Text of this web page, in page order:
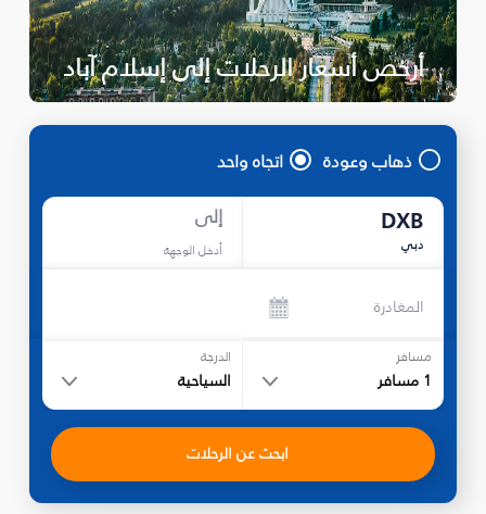
أرخص أسعار الرحلات إلى إسلام آباد
ذهاب وعودة اتجاه واحد
DXB
دبي
إلى
أدخل الوجهة
المغادرة
مسافر
1 مسافر
الدرجة
السياحية
ابحث عن الرحلات